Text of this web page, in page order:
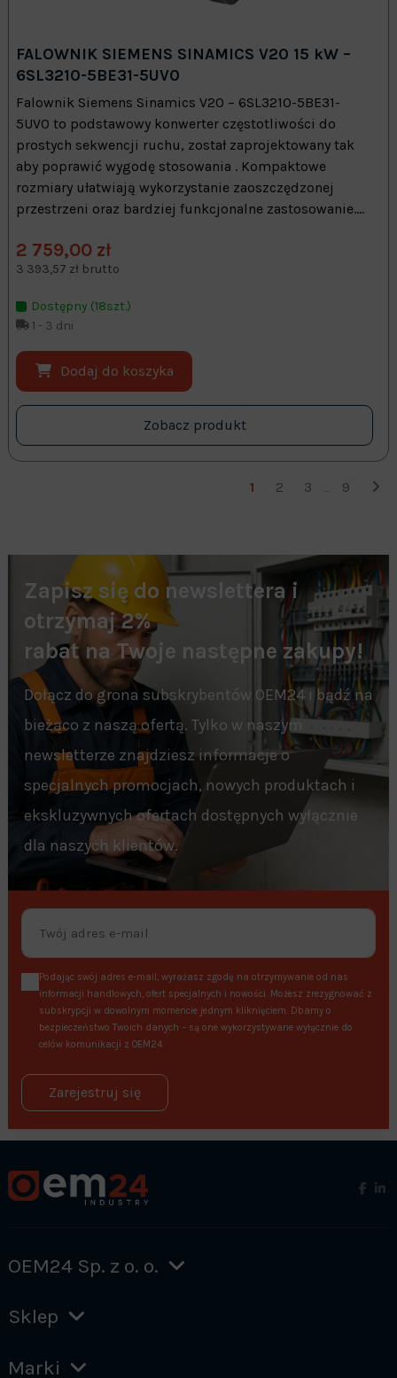
FALOWNIK SIEMENS SINAMICS V20 15 kW –
6SL3210-5BE31-5UV0
Falownik Siemens Sinamics V20 – 6SL3210-5BE31-
5UV0 to podstawowy konwerter częstotliwości do
prostych sekwencji ruchu, został zaprojektowany tak
aby poprawić wygodę stosowania . Kompaktowe
rozmiary ułatwiają wykorzystanie zaoszczędzonej
przestrzeni oraz bardziej funkcjonalne zastosowanie....
2 759,00 zł
3 393,57 zł brutto
Dostępny (18szt.)
1 - 3 dni
Dodaj do koszyka
Zobacz produkt
1 2 3 9
Zapisz się do newslettera i
otrzymaj 2%
rabat na Twoje następne zakupy!
Dołącz do grona subskrybentów OEM24 i bądź na
bieżąco z naszą ofertą. Tylko w naszym
newsletterze znajdziesz informacje o
specjalnych promocjach, nowych produktach i
ekskluzywnych ofertach dostępnych wyłącznie
dla naszych klientów.
Podając swój adres e-mail, wyrażasz zgodę na otrzymywanie od nas
informacji handlowych, ofert specjalnych i nowości. Możesz zrezygnować z
subskrypcji w dowolnym momencie jednym kliknięciem. Dbamy o
bezpieczeństwo Twoich danych – są one wykorzystywane wyłącznie do
celów komunikacji z OEM24.
Zarejestruj się
OEM24 Sp. z o. o.
Sklep
Marki